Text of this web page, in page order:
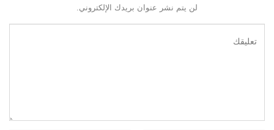
لن يتم نشر عنوان بريدك الإلكتروني.